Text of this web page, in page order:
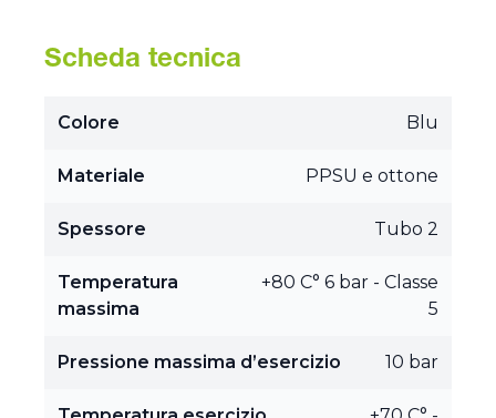
Scheda tecnica
Colore Blu
Materiale PPSU e ottone
Spessore Tubo 2
Temperatura
massima
+80 C° 6 bar - Classe
5
Pressione massima d’esercizio 10 bar